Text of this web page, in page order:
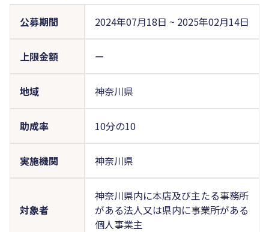
公募期間 2024年07月18日 ~ 2025年02月14日
上限金額 ー
地域 神奈川県
助成率 10分の10
実施機関 神奈川県
対象者
神奈川県内に本店及び主たる事務所
がある法人又は県内に事業所がある
個人事業主